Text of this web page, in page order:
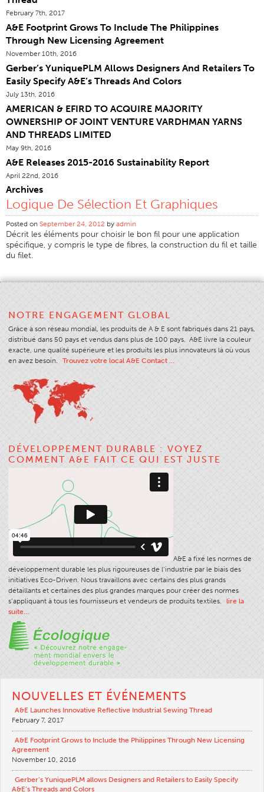
Certifications
Sites Dans Le Monde
Produits & Marques
Vue D'ensemble
Fil À Coudre Industrielle
Marque
Construction Discussion
Application
Fil À Broder
Marque
Type De Fibre
Textiles Techniques
Application
Vue D'ensemble
Cartes De Couleurs
Couleurs Personnalisées
Outils Techniques
Vue D'ensemble
Fin Marchés Utilisation
Type De Produit Cousu
Stitches And Seams
Taille Du Filetage
Tableau Apparel
Taille De Fil
Poids Du Tissu
Education Fil
Ateliers
Logic Fil
Consommation Fil
ANECALC
Bulletins Techniques
Vêtements
Général
Textiles Tech
February 7th, 2017
A&E Footprint Grows To Include The Philippines
Through New Licensing Agreement
November 10th, 2016
Gerber’s YuniquePLM Allows Designers And Retailers To
Easily Specify A&E’s Threads And Colors
July 13th, 2016
AMERICAN & EFIRD TO ACQUIRE MAJORITY
OWNERSHIP OF JOINT VENTURE VARDHMAN YARNS
AND THREADS LIMITED
May 9th, 2016
A&E Releases 2015-2016 Sustainability Report
April 22nd, 2016
Archives
Logique De Sélection Et Graphiques
Posted on September 24, 2012 by admin
Décrit les éléments pour choisir le bon fil pour une application
spécifique, y compris le type de fibres, la construction du fil et taille
du filet.
NOTRE ENGAGEMENT GLOBAL
Grâce à son réseau mondial, les produits de A & E sont fabriqués dans 21 pays,
distribué dans 50 pays et vendus dans plus de 100 pays. A&E livre la couleur
exacte, une qualité supérieure et les produits les plus innovateurs là où vous
en avez besoin.
Trouvez votre local A&E Contact …
DÉVELOPPEMENT DURABLE : VOYEZ
COMMENT A&E FAIT CE QUI EST JUSTE
A&E a fixé les normes de
développement durable les plus rigoureuses de l’industrie par le biais des
initiatives Eco-Driven. Nous travaillons avec certains des plus grands
détaillants et certaines des plus grandes marques pour créer des normes
s’appliquant à tous les fournisseurs et vendeurs de produits textiles.
lire la
suite…
NOUVELLES ET ÉVÉNEMENTS
A&E Launches Innovative Reflective Industrial Sewing Thread
February 7, 2017
A&E Footprint Grows to Include the Philippines Through New Licensing
Agreement
November 10, 2016
Gerber’s YuniquePLM allows Designers and Retailers to Easily Specify
A&E’s Threads and Colors